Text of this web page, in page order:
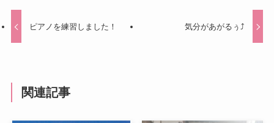
ピアノを練習しました！ 気分があがるぅ⤴
関連記事